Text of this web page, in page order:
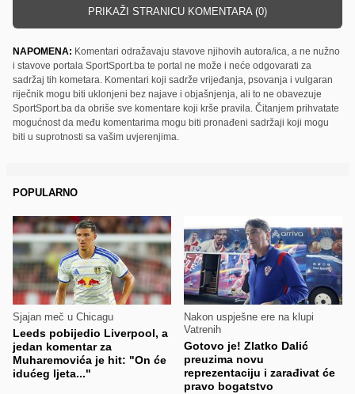
PRIKAŽI STRANICU KOMENTARA (0)
NAPOMENA: Komentari odražavaju stavove njihovih autora/ica, a ne nužno
i stavove portala SportSport.ba te portal ne može i neće odgovarati za
sadržaj tih kometara. Komentari koji sadrže vrijeđanja, psovanja i vulgaran
riječnik mogu biti uklonjeni bez najave i objašnjenja, ali to ne obavezuje
SportSport.ba da obriše sve komentare koji krše pravila. Čitanjem prihvatate
mogućnost da među komentarima mogu biti pronađeni sadržaji koji mogu
biti u suprotnosti sa vašim uvjerenjima.
POPULARNO
Sjajan meč u Chicagu
Leeds pobijedio Liverpool, a
jedan komentar za
Muharemovića je hit: "On će
idućeg ljeta..."
Nakon uspješne ere na klupi
Vatrenih
Gotovo je! Zlatko Dalić
preuzima novu
reprezentaciju i zarađivat će
pravo bogatstvo